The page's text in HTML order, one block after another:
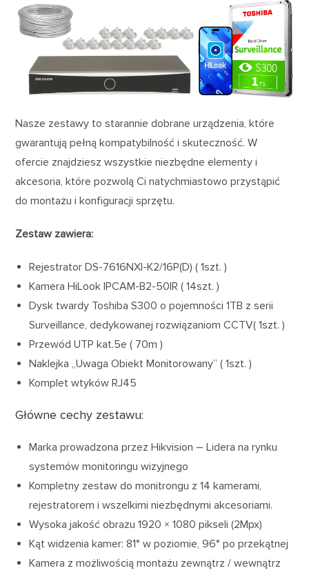
Nasze zestawy to starannie dobrane urządzenia, które
gwarantują pełną kompatybilność i skuteczność. W
ofercie znajdziesz wszystkie niezbędne elementy i
akcesoria, które pozwolą Ci natychmiastowo przystąpić
do montażu i konfiguracji sprzętu.
Zestaw zawiera:
Rejestrator DS-7616NXI-K2/16P(D) ( 1szt. )
Kamera HiLook IPCAM-B2-50IR ( 14szt. )
Dysk twardy Toshiba S300 o pojemności 1TB z serii
Surveillance, dedykowanej rozwiązaniom CCTV( 1szt. )
Przewód UTP kat.5e ( 70m )
Naklejka „Uwaga Obiekt Monitorowany” ( 1szt. )
Komplet wtyków RJ45
Główne cechy zestawu:
Marka prowadzona przez Hikvision – Lidera na rynku
systemów monitoringu wizyjnego
Kompletny zestaw do monitrongu z 14 kamerami,
rejestratorem i wszelkimi niezbędnymi akcesoriami.
Wysoka jakość obrazu 1920 × 1080 pikseli (2Mpx)
Kąt widzenia kamer: 81° w poziomie, 96° po przekątnej
Kamera z możliwością montażu zewnątrz / wewnątrz